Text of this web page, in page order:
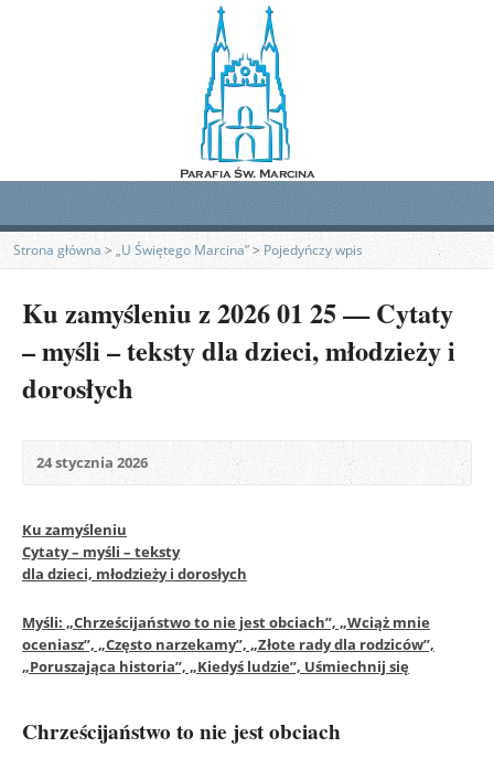
Strona główna> „U Świętego Marcina” >Pojedyńczy wpis
Ku zamyśleniu z 2026 01 25 — Cytaty
– myśli – teksty dla dzieci, młodzieży i
dorosłych
24 stycznia 2026
Ku zamyśleniu
Cytaty – myśli – teksty
dla dzieci, młodzieży i dorosłych
Myśli: „Chrześcijaństwo to nie jest obciach”, „Wciąż mnie
oceniasz”, „Często narzekamy”, „Złote rady dla rodziców”,
„Poruszająca historia”, „Kiedyś ludzie”, Uśmiechnij się
Chrześcijaństwo to nie jest obciach